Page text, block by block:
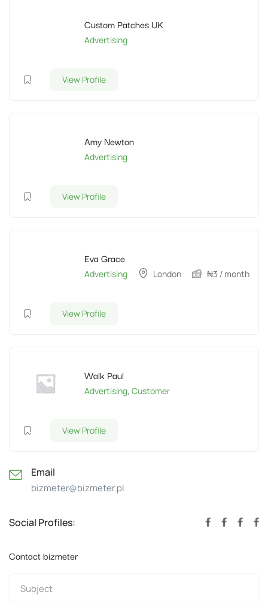
Custom Patches UK
Advertising
View Profile
Amy Newton
Advertising
View Profile
Eva Grace
Advertising London ₦3 / month
View Profile
Walk Paul
Advertising, Customer
View Profile
Email
bizmeter@bizmeter.pl
Social Profiles:
Contact bizmeter